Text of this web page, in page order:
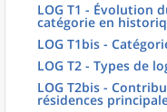
LOG T1 - Évolution
catégorie en
LOG T1bis -
LOG T2 - Types de
LOG T2bis -
résidences